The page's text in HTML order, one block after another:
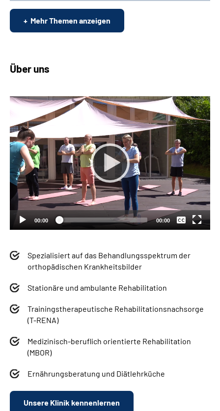
Mehr Themen anzeigen
Über uns
Spezialisiert auf das Behandlungsspektrum der
orthopädischen Krankheitsbilder
Stationäre und ambulante Rehabilitation
Trainingstherapeutische Rehabilitationsnachsorge
(T-RENA)
Medizinisch-beruflich orientierte Rehabilitation
(MBOR)
Ernährungsberatung und Diätlehrküche
Unsere Klinik kennenlernen
00:00 00:00
Keine
Deutsch